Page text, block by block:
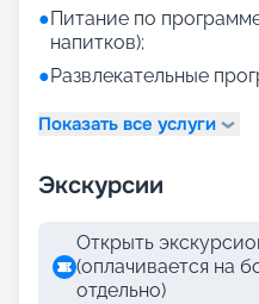
●Питание по
напитков);
●Развлекательные
Показать все услуги
Экскурсии
Открыть
(оплачивается на
отдельно)